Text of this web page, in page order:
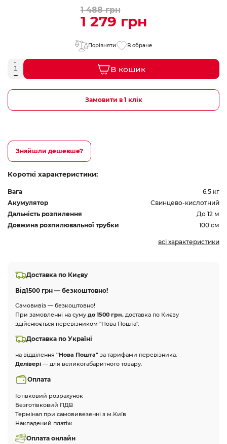
1 488 грн
1 279 грн
Порівняти В обране
В кошик
Замовити в 1 клік
Знайшли дешевше?
Короткі характеристики:
Вага
6.5 кг
Акумулятор
Свинцево-кислотний
Дальність розпилення
До 12 м
Довжина розпилювальної трубки
100 см
всі характеристики
Доставка по Києву
Від1500 грн — безкоштовно!
Самовивіз — безкоштовно!
При замовленні на суму до 1500 грн. доставка по Києву
здійснюється перевізником "Нова Пошта".
Доставка по Україні
на відділення "Нова Пошта" за тарифами перевізника.
Делівері — для великогабаритного товару.
Оплата
Готівковий розрахунок
Безготівковий ПДВ
Термінал при самовивезенні з м.Київ
Накладений платіж
Оплата онлайн